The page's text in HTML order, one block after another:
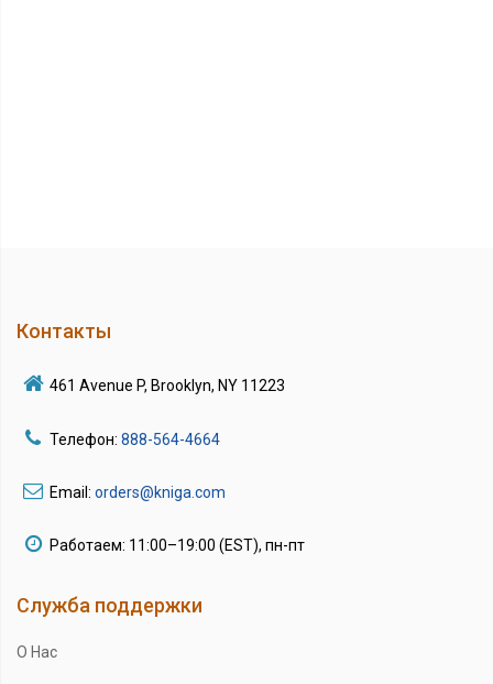
Контакты
461 Avenue P, Brooklyn, NY 11223
Телефон: 888-564-4664
Email: orders@kniga.com
Работаем: 11:00–19:00 (EST), пн-пт
Служба поддержки
О Нас